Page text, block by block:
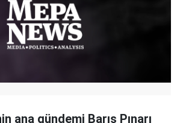
ana gündemi Barış Pınarı